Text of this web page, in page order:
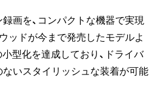
画を、コンパクトな機器で実現
ッドが今まで発売したモデルよ
型化を達成しており、ドライバ
いスタイリッシュな装着が可能